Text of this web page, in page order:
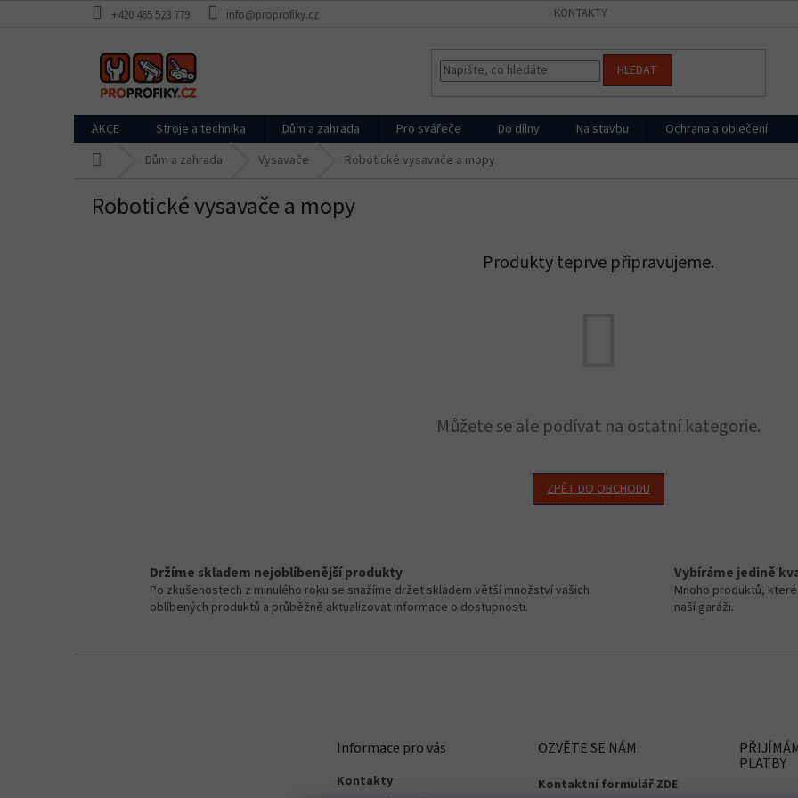
+420 465 523 779 info@proprofiky.cz KONTAKTY
HLEDAT
AKCE Stroje a technika Dům a zahrada Pro svářeče Do dílny Na stavbu Ochrana a oblečení
Dům a zahrada Vysavače Robotické vysavače a mopy
Robotické vysavače a mopy
Produkty teprve připravujeme.
Můžete se ale podívat na ostatní kategorie.
ZPĚT DO OBCHODU
Držíme skladem nejoblíbenější produkty
Po zkušenostech z minulého roku se snažíme držet skladem větší množství vašich
oblíbených produktů a průběžně aktualizovat informace o dostupnosti.
Vybíráme jedině
Mnoho produktů,
naší garáži.
Informace pro vás
Kontakty
OZVĚTE SE NÁM
Kontaktní formulář ZDE
PLATBY